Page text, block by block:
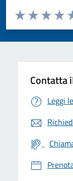
Valuta da 1 a 5
Valuta 3
Valuta 2
Valuta 1 stelle
Contatta
Leggi